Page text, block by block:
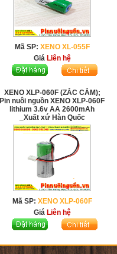
Mã SP: XENO XL-055F
Giá Liên hệ
XENO XLP-060F (ZẮC CẮM);
Pin nuôi nguồn XENO XLP-060F
lithium 3.6v AA 2600mAh
_Xuất xứ Hàn Quốc
Mã SP: XENO XLP-060F
Giá Liên hệ